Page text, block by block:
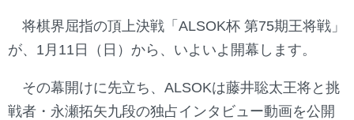
将棋界屈指の頂上決戦「ALSOK杯 第75期王将戦」
が、1月11日（日）から、いよいよ開幕します。
その幕開けに先立ち、ALSOKは藤井聡太王将と挑
戦者・永瀬拓矢九段の独占インタビュー動画を公開